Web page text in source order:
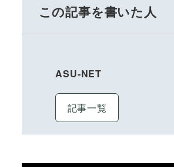
この記事を書いた人
ASU-NET
記事一覧